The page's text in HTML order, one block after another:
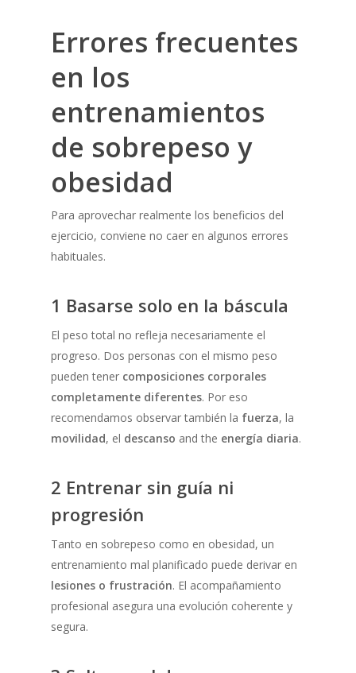
Errores frecuentes
en los
entrenamientos
de sobrepeso y
obesidad
Para aprovechar realmente los beneficios del
ejercicio, conviene no caer en algunos errores
habituales.
1 Basarse solo en la báscula
El peso total no refleja necesariamente el
progreso. Dos personas con el mismo peso
pueden tener composiciones corporales
completamente diferentes. Por eso
recomendamos observar también la fuerza, la
movilidad, el descanso and the energía diaria.
2 Entrenar sin guía ni
progresión
Tanto en sobrepeso como en obesidad, un
entrenamiento mal planificado puede derivar en
lesiones o frustración. El acompañamiento
profesional asegura una evolución coherente y
segura.